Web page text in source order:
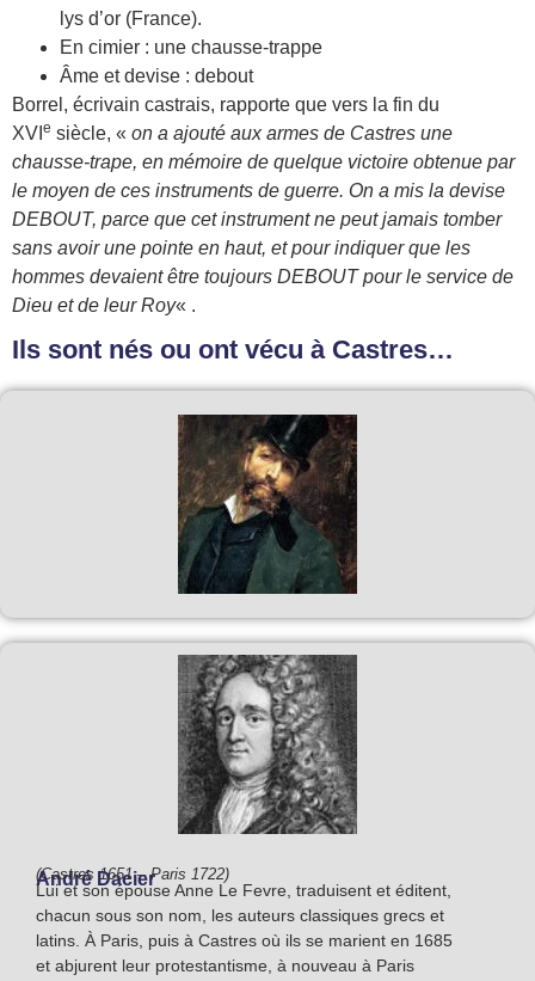
lys d’or (France).
En cimier : une chausse-trappe
Âme et devise : debout
Borrel, écrivain castrais, rapporte que vers la fin du
XVI e siècle, « on a ajouté aux armes de Castres une
chausse-trape, en mémoire de quelque victoire obtenue par
le moyen de ces instruments de guerre. On a mis la devise
DEBOUT, parce que cet instrument ne peut jamais tomber
sans avoir une pointe en haut, et pour indiquer que les
hommes devaient être toujours DEBOUT pour le service de
Dieu et de leur Roy« .
Ils sont nés ou ont vécu à Castres…
André Dacier
(Castres 1651 – Paris 1722)
Lui et son épouse Anne Le Fevre, traduisent et éditent,
chacun sous son nom, les auteurs classiques grecs et
latins. À Paris, puis à Castres où ils se marient en 1685
et abjurent leur protestantisme, à nouveau à Paris